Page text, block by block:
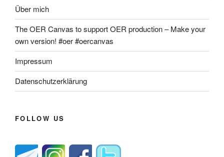
Über mich
The OER Canvas to support OER production – Make your
own version! #oer #oercanvas
Impressum
Datenschutzerklärung
FOLLOW US